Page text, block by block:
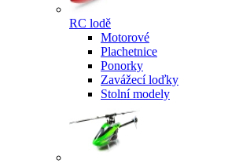
RC lodě
Motorové
Plachetnice
Ponorky
Zavážecí loďky
Stolní modely